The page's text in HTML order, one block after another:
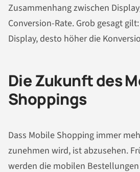
Zusammenhang zwischen
Conversion-Rate. Grob gesagt
Display, desto höher die
Die Zukunft des
Shoppings
Dass Mobile Shopping immer
zunehmen wird, ist abzusehen.
werden die mobilen